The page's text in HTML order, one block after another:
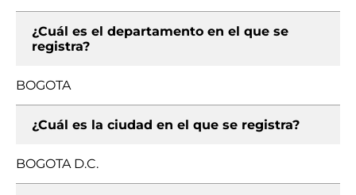
¿Cuál es el departamento en el que se
registra?
BOGOTA
¿Cuál es la ciudad en el que se registra?
BOGOTA D.C.